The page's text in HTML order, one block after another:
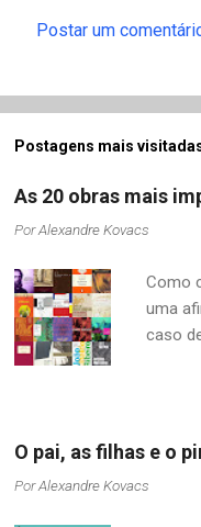
Postar um
Postagens mais
As 20 obras mais
PorAlexandre Kovacs
Como
uma
caso
o
tais
O pai, as filhas e o
PorAlexandre Kovacs